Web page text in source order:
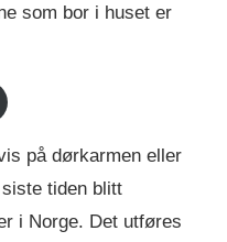
som bor i huset er
på dørkarmen eller
tiden blitt
i Norge. Det utføres